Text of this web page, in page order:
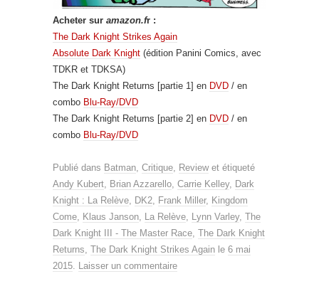
Acheter sur amazon.fr :
The Dark Knight Strikes Again
Absolute Dark Knight (édition Panini Comics, avec
TDKR et TDKSA)
The Dark Knight Returns [partie 1] en DVD / en
combo Blu-Ray/DVD
The Dark Knight Returns [partie 2] en DVD / en
combo Blu-Ray/DVD
Publié dans Batman Critique Reviewet étiqueté
Andy Kubert
Brian Azzarello Carrie Kelley, Dark
Knight : La Relève
DK2 Frank Miller, Kingdom
Come
Klaus Janson La Relève Lynn Varley, The
Dark Knight III - The Master Race The Dark Knight
Returns The Dark Knight Strikes Again le 6 mai
2015
Laisser un commentaire